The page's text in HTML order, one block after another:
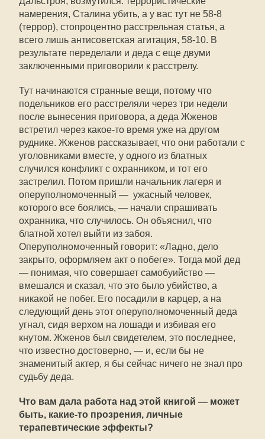
намерения, Сталина убить, а у вас тут не 58-8
(террор), стопроцентно расстрельная статья, а
всего лишь антисоветская агитация, 58-10. В
результате переделали и деда с еще двуми
заключенными приговорили к расстрелу.
Тут начинаются странные вещи, потому что
подельников его расстреляли через три недели
после вынесения приговора, а деда Жженов
встретил через какое-то время уже на другом
руднике. Жженов рассказывает, что они работали с
уголовниками вместе, у одного из блатных
случился конфликт с охранником, и тот его
застрелил. Потом пришли начальник лагеря и
оперуполномоченный — ужасный человек,
которого все боялись, — начали спрашивать
охранника, что случилось. Он объяснил, что
блатной хотел выйти из забоя.
Оперуполномоченный говорит: «Ладно, дело
закрыто, оформляем акт о побеге». Тогда мой дед
— понимая, что совершает самобуийство —
вмешался и сказал, что это было убийство, а
никакой не побег. Его посадили в карцер, а на
следующий день этот оперуполномоченный деда
угнал, сидя верхом на лошади и избивая его
кнутом. Жженов был свидетелем, это последнее,
что известно достоверно, — и, если бы не
знаменитый актер, я бы сейчас ничего не знал про
судьбу деда.
Что вам дала работа над этой книгой — может
быть, какие-то прозрения, личные
терапевтические эффекты?